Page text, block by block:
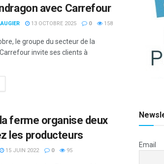
avec Carrefour
13 OCTOBRE 2025 0 158
le groupe du secteur de la
invite ses clients à
ferme organise deux
les producteurs
15 JUIN 2022 0 95
Email